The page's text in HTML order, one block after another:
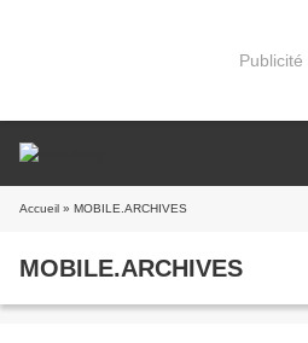
Publicité
Accueil » MOBILE.ARCHIVES
MOBILE.ARCHIVES